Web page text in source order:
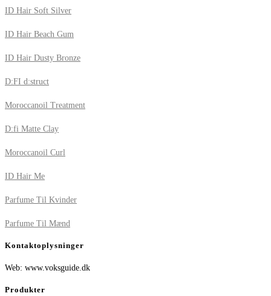
ID Hair Soft Silver
ID Hair Beach Gum
ID Hair Dusty Bronze
D:FI d:struct
Moroccanoil Treatment
D:fi Matte Clay
Moroccanoil Curl
ID Hair Me
Parfume Til Kvinder
Parfume Til Mænd
Kontaktoplysninger
Web: www.voksguide.dk
Produkter